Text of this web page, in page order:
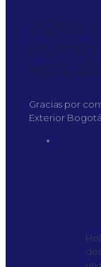
Gracias por
Exterior